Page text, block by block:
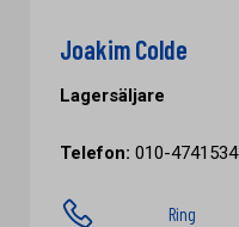
Joakim Colde
Lagersäljare
Telefon: 010-4741534
Ring